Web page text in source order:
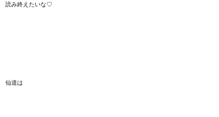
読み終えたいな♡
仙道は